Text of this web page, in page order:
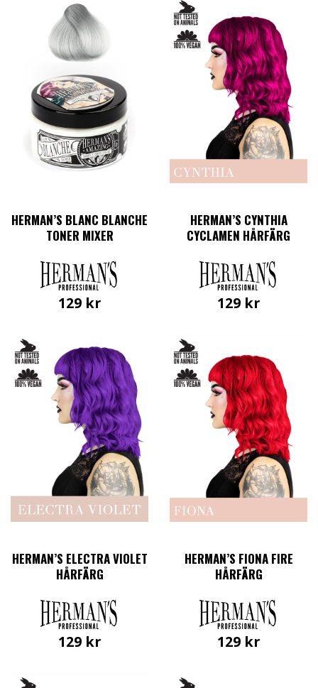
HERMAN’S BLANC BLANCHE
TONER MIXER
129 kr
HERMAN’S CYNTHIA
CYCLAMEN HÅRFÄRG
129 kr
HERMAN’S ELECTRA VIOLET
HÅRFÄRG
129 kr
HERMAN’S FIONA FIRE
HÅRFÄRG
129 kr